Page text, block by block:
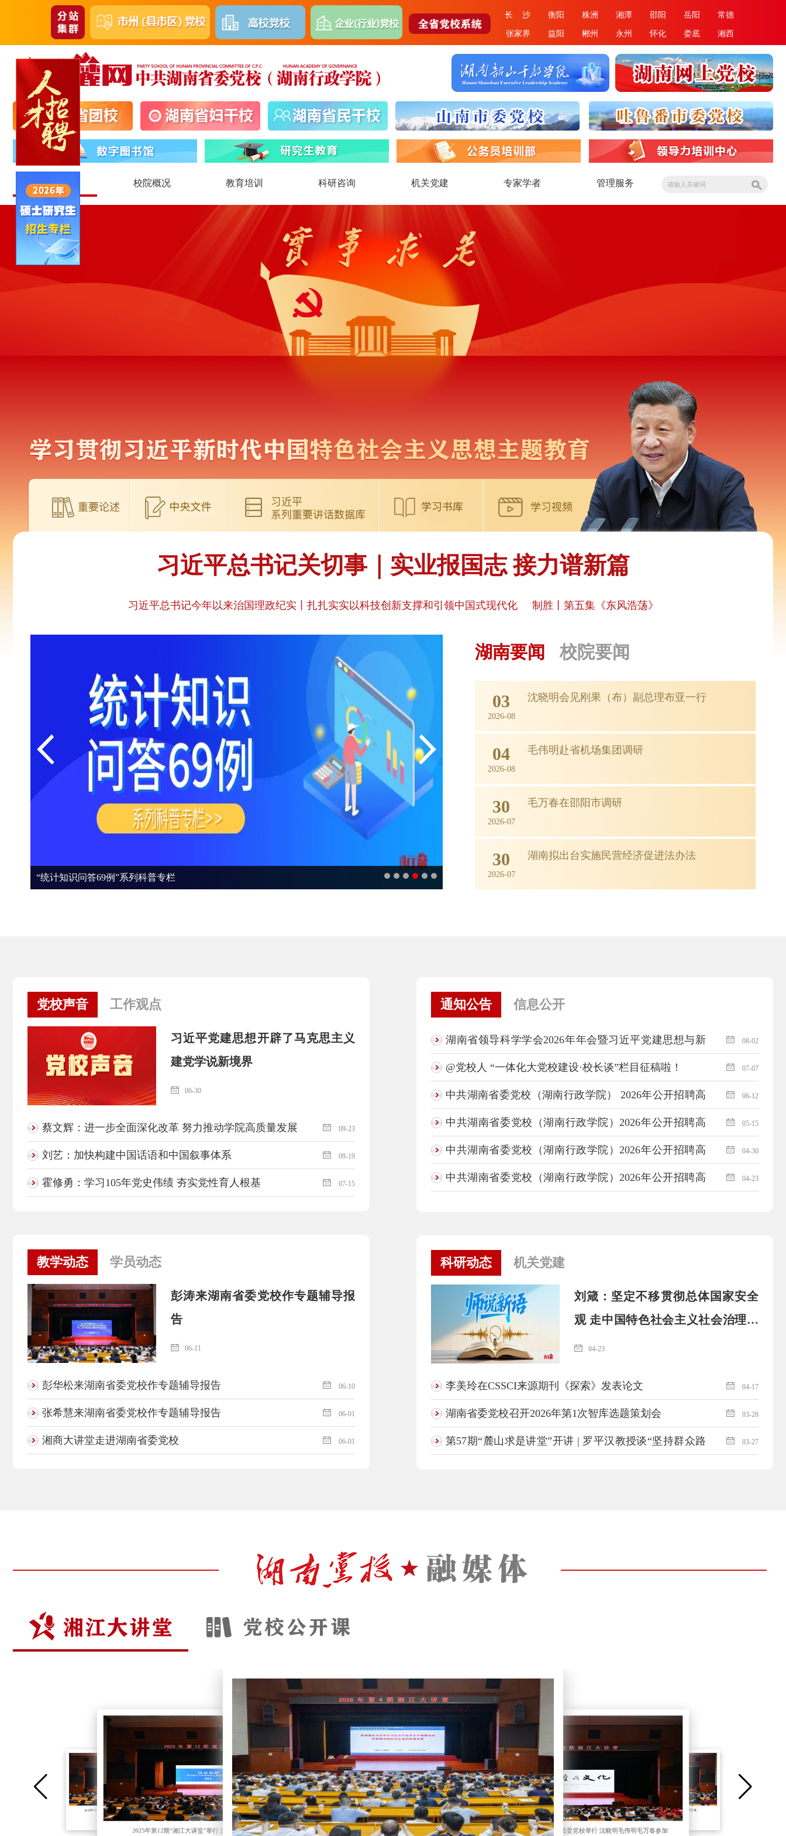
长 沙 衡阳 株洲 湘潭 邵阳
张家界 益阳 郴州 永州 怀化
首页 校院概况 教育培训 科研咨询 机关党建 专家学者 管理服务
习近平总书记关切事｜实业报国志 接力谱新篇
习近平总书记今年以来治国理政纪实丨扎扎实实以科技创新支撑和引领中国式现代化 制胜丨第五集《东风浩荡》
“统计知识问答69例”系列科普专栏
湖南要闻 校院要闻
03
2026-08
沈晓明会见刚果（布）副总理布亚一行
04
2026-08
毛伟明赴省机场集团调研
30
2026-07
毛万春在邵阳市调研
30
2026-07
湖南拟出台实施民营经济促进法办法
党校声音 工作观点
习近平党建思想开辟了马克思主义
建党学说新境界
06-30
09-23
蔡文辉：进一步全面深化改革 努力推动学院高质量发展
09-19
刘艺：加快构建中国话语和中国叙事体系
07-15
霍修勇：学习105年党史伟绩 夯实党性育人根基
通知公告 信息公开
08-02
湖南省领导科学学会2026年年会暨习近平党建思想与新
时代党的领导力建设理论研讨会征文通知 07-07
@党校人 “一体化大党校建设·校长谈”栏目征稿啦！
06-12
中共湖南省委党校（湖南行政学院） 2026年公开招聘高
层次人才拟聘用人员名单公示 05-15
中共湖南省委党校（湖南行政学院）2026年公开招聘高
层次人才有关情况公告 04-30
中共湖南省委党校（湖南行政学院）2026年公开招聘高
层次人才入围试讲环节情况公告 04-23
中共湖南省委党校（湖南行政学院）2026年公开招聘高
教学动态 学员动态
彭涛来湖南省委党校作专题辅导报
告
06-11
06-10
彭华松来湖南省委党校作专题辅导报告
06-01
张希慧来湖南省委党校作专题辅导报告
06-01
湘商大讲堂走进湖南省委党校
科研动态 机关党建
刘箴：坚定不移贯彻总体国家安全
观 走中国特色社会主义社会治理之
路
04-23
04-17
李美玲在CSSCI来源期刊《探索》发表论文
03-28
湖南省委党校召开2026年第1次智库选题策划会
03-27
第57期“麓山求是讲堂”开讲 | 罗平汉教授谈“坚持群众路
2026年第1期“湘江大讲堂”举行 沈晓明毛伟明毛万春参加
2025年第12期“湘江大讲堂”举行 沈晓明毛伟明毛万春参加 2026年第3期“湘江大讲堂”在省委党校举行 沈晓明毛伟明毛万春参加
2026年第2期“湘江大讲堂”举行 沈晓明毛伟明参加